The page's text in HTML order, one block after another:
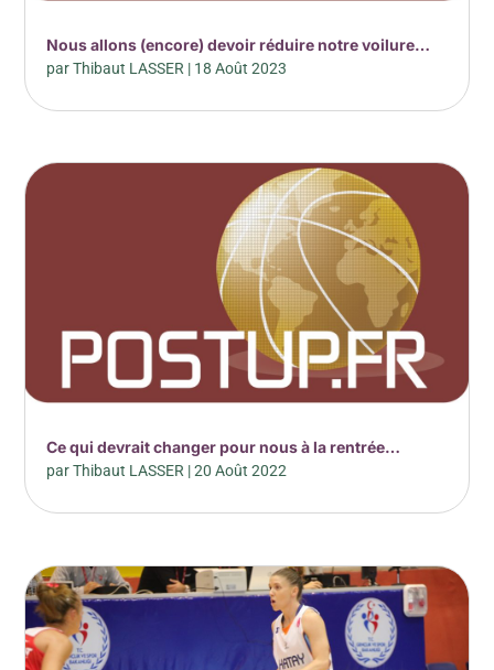
Nous allons (encore) devoir réduire notre voilure…
parThibaut LASSER | 18 Août 2023
Ce qui devrait changer pour nous à la rentrée…
parThibaut LASSER |20 Août 2022